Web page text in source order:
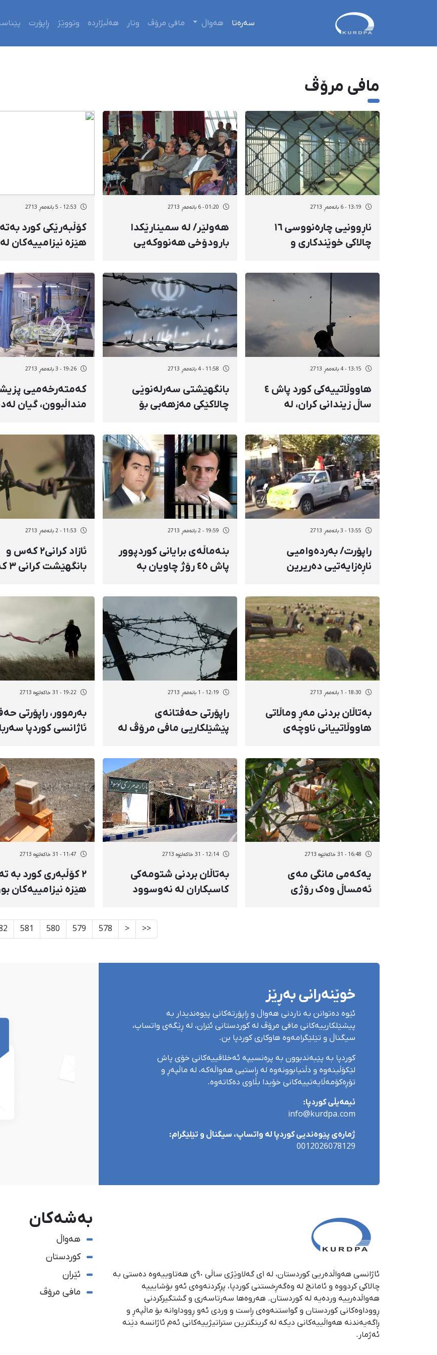
سەرەتا هەواڵ مافی مرۆڤ وتار هەڵبژاردە وتووێژ ڕاپۆرت
مافی مرۆڤ
13:19 - 6 بانەمەڕ 2713
ناڕوونیی چارەنووسی ١٦
چالاکی خوێندکاری و
01:20 - 6 بانەمەڕ 2713
هەولێر/ لە سمینارێکدا
بارودۆخی هەنووکەیی
+ وێــنە
12:53 - 5 بانەمەڕ 2713
کۆڵبەرێکی کورد
هێزە نیزامییەکان لە
13:15 - 4 بانەمەڕ 2713
هاووڵاتییەکی کورد پاش ٤
ساڵ زیندانی کران، لە
11:58 - 4 بانەمەڕ 2713
بانگهێشتی سەرلەنوێی
چالاکێکی مەزهەبی بۆ
سنە
19:26 - 3 بانەمەڕ 2713
کەمتەرخەمیی
منداڵبوون، گیان
13:55 - 3 بانەمەڕ 2713
راپۆرت/ بەردەوامیی
ناڕەزایەتیی دەریرین
مەریوان
19:59 - 2 بانەمەڕ 2713
بنەماڵەی برایانی کوردپوور
پاش ٤٥ رۆژ چاویان بە
11:53 - 2 بانەمەڕ 2713
ئازاد كرانی‌٢ كه‌س‌ و
18:30 - 1 بانەمەڕ 2713
بەتاڵان بردنی مەڕ وماڵاتی
هاووڵاتییانی ناوچەی
12:19 - 1 بانەمەڕ 2713
راپۆرتی حەفتانەی
پێشێلکاریی مافی مرۆڤ لە
19:22 - 31 خاکەلێوه 2713
بەرموور، راپۆرتی
ئاژانسی کوردپا
16:48 - 31 خاکەلێوه 2713
یەکەمی مانگی مەی
ئەمساڵ وەک رۆژی
12:14 - 31 خاکەلێوه 2713
بەتاڵان بردنی شتومەکی
کاسبکاران لە نەوسوود
11:47 - 31 خاکەلێوه 2713
٢ کۆڵبەری کورد بە
‌هێزە نیزامییەکان
<<
<
578
579
580
581
خوێنەرانی بەڕێز
ئێوە دەتوانن بە ناردنی هەواڵ و ڕاپۆرتەکانی پێوەندیدار بە
پیشێلکارییەکانی مافی مرۆڤ لە کوردستانی ئێران، لە ڕێگەی واتساپ،
سیگناڵ و تێلێگرامەوە هاوکاری کوردپا بن.
کوردپا بە پێبەندبوون بە پرەنسیپە ئەخلاقییەکانی خۆی پاش
لێکۆڵینەوە و دڵنیابوونەوە لە ڕاستیی هەواڵەکە، لە ماڵپەڕ و
تۆڕەکۆمەڵایەتییەکانی خۆیدا بڵاوی دەکاتەوە.
ئیمەیڵی کوردپا:
info@kurdpa.com
ژمارەی پێوەندیی کوردپا لە واتساپ، سیگناڵ و تێلێگرام:
0012026078129
ئاژانسی هەواڵدەریی کوردستان، لە ١ی گەلاوێژی ساڵی ٩٠ی هەتاوییەوە دەستی بە
چالاکی کردووە و ئامانج لە وەگەڕخستنی كوردپا، پڕكردنەوەی ئەو بۆشایییە
هەواڵدەرییە وردەیە لە كوردستان. هەروەها سەرتاسەری و گشتگیركردنی
ڕووداوەكانی كوردستان و گواستنەوەی ڕاست و وردی ئەو ڕووداوانە بۆ ماڵپەڕ و
ڕاگەیەندنە هەواڵییەكانی دیكە لە گرینگترین ستراتیژییەكانی ئەم ئاژانسە دێنە
ئەژمار.
بەشەکان
هەواڵ
کوردستان
ئێران
مافی مرۆڤ